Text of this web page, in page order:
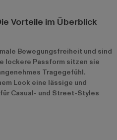
Vorteile im Überblick
Bewegungsfreiheit und sind
lockere Passform sitzen sie
Tragegefühl.
Look eine lässige und
Casual- und Street-Styles